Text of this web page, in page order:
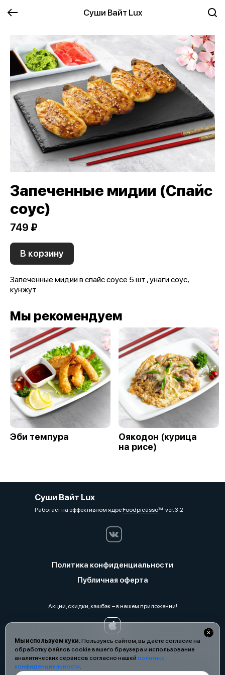
Суши Вайт Lux
Мы используем куки.Пользуясь сайтом, вы даёте согласие на
обработку файлов cookie вашего браузера и использование
аналитических сервисов согласно нашей политике
конфиденциальности.
Запеченные мидии (Спайс
соус)
749 ₽
В корзину
Запеченные мидии в спайс соусе 5 шт., унаги соус,
кунжут.
Мы рекомендуем
Эби темпура
Оякодон (курица
на рисе)
Суши Вайт Lux
Работает на эффективном ядреFoodpicássover. 3.2
Политика конфиденциальности
Публичная оферта
Акции, скидки, кэшбэк − в нашем приложении!